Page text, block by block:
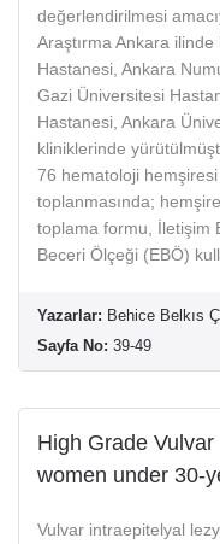
değerlendirilmesi
Araştırma Ankara
Hastanesi, Ankara
Gazi Üniversitesi
Hastanesi, Ankara
kliniklerinde
76 hematoloji
toplanmasında;
toplama formu, İletişim
Beceri Ölçeği (EBÖ)
Yazarlar: Behice Belkıs
Sayfa No: 39-49
High Grade
women under 30-
Vulvar intraepitelyal